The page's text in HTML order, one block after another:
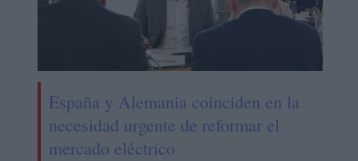
España y Alemania coinciden en la
necesidad urgente de reformar el
mercado eléctrico